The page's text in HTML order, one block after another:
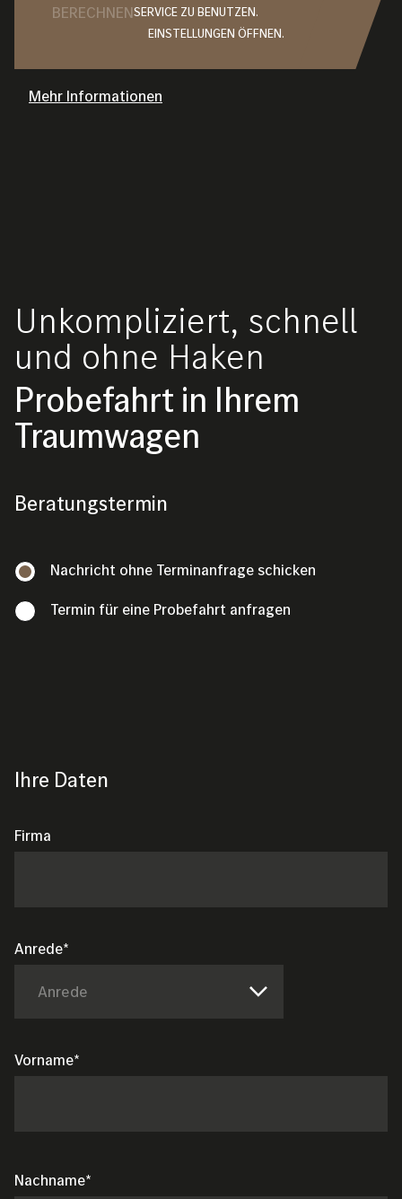
BERECHNENSERVICE ZU BENUTZEN.
EINSTELLUNGEN ÖFFNEN.
Mehr Informationen
Unkompliziert, schnell
und ohne Haken
Probefahrt in Ihrem
Traumwagen
Beratungstermin
Beratungstermin
Nachricht ohne Terminanfrage schicken
Termin für eine Probefahrt anfragen
Ihre Daten
Firma
Anrede
Anrede
Vorname
Nachname